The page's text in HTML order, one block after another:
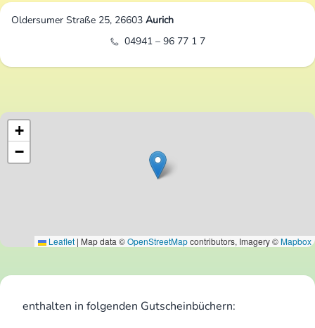
Oldersumer Straße 25, 26603 Aurich
04941 – 96 77 1 7
+
−
Leaflet | Map data ©OpenStreetMapcontributors, Imagery ©Mapbox
enthalten in folgenden Gutscheinbüchern: